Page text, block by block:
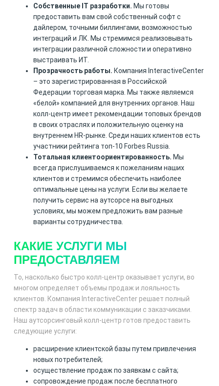
Собственные IT разработки. Мы готовы
предоставить вам свой собственный софт с
дайлером, точными биллингами, возможностью
интеграций и ЛК. Мы стремимся реализовывать
интеграции различной сложности и оперативно
выстраивать ИТ.
Прозрачность работы. Компания InteractiveCenter
– это зарегистрированная в Российской
Федерации торговая марка. Мы также являемся
«белой» компанией для внутренних органов. Наш
колл-центр имеет рекомендации топовых брендов
в своих отраслях и положительную оценку на
внутреннем HR-рынке. Среди наших клиентов есть
участники рейтинга топ-10 Forbes Russia.
Тотальная клиентоориентированность. Мы
всегда прислушиваемся к пожеланиям наших
клиентов и стремимся обеспечить наиболее
оптимальные цены на услуги. Если вы желаете
получить сервис на аутсорсе на выгодных
условиях, мы можем предложить вам разные
варианты сотрудничества.
КАКИЕ УСЛУГИ МЫ
ПРЕДОСТАВЛЯЕМ
То, насколько быстро колл-центр оказывает услуги, во
многом определяет объемы продаж и лояльность
клиентов. Компания InteractiveCenter решает полный
спектр задач в области коммуникации с заказчиками.
Наш аутсорсинговый колл-центр готов предоставить
следующие услуги:
расширение клиентской базы путем привлечения
новых потребителей;
осуществление продаж по заявкам с сайта;
сопровождение продаж после бесплатного